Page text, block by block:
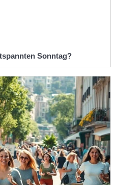
Sonntag?